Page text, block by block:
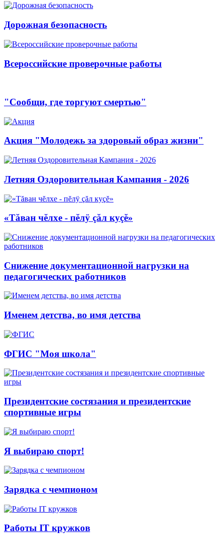
Дорожная безопасность
Всероссийские проверочные работы
"Сообщи, где торгуют смертью"
Акция "Молодежь за здоровый образ жизни"
Летняя Оздоровительная Кампания - 2026
«Тăван чĕлхе - пĕлÿ çăл куçĕ»
Снижение документационной нагрузки на
педагогических работников
Именем детства, во имя детства
ФГИС "Моя школа"
Президентские состязания и президентские
спортивные игры
Я выбираю спорт!
Зарядка с чемпионом
Работы IT кружков